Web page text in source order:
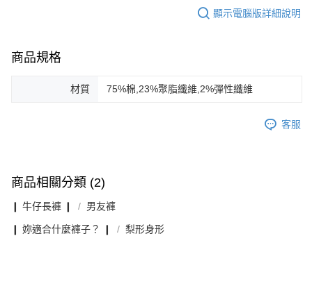
顯示電腦版詳細說明
商品規格
材質 75%棉,23%聚脂纖維,2%彈性纖維
客服
商品相關分類 (2)
❙ 牛仔長褲 ❙ 男友褲
❙ 妳適合什麼褲子？ ❙ 梨形身形